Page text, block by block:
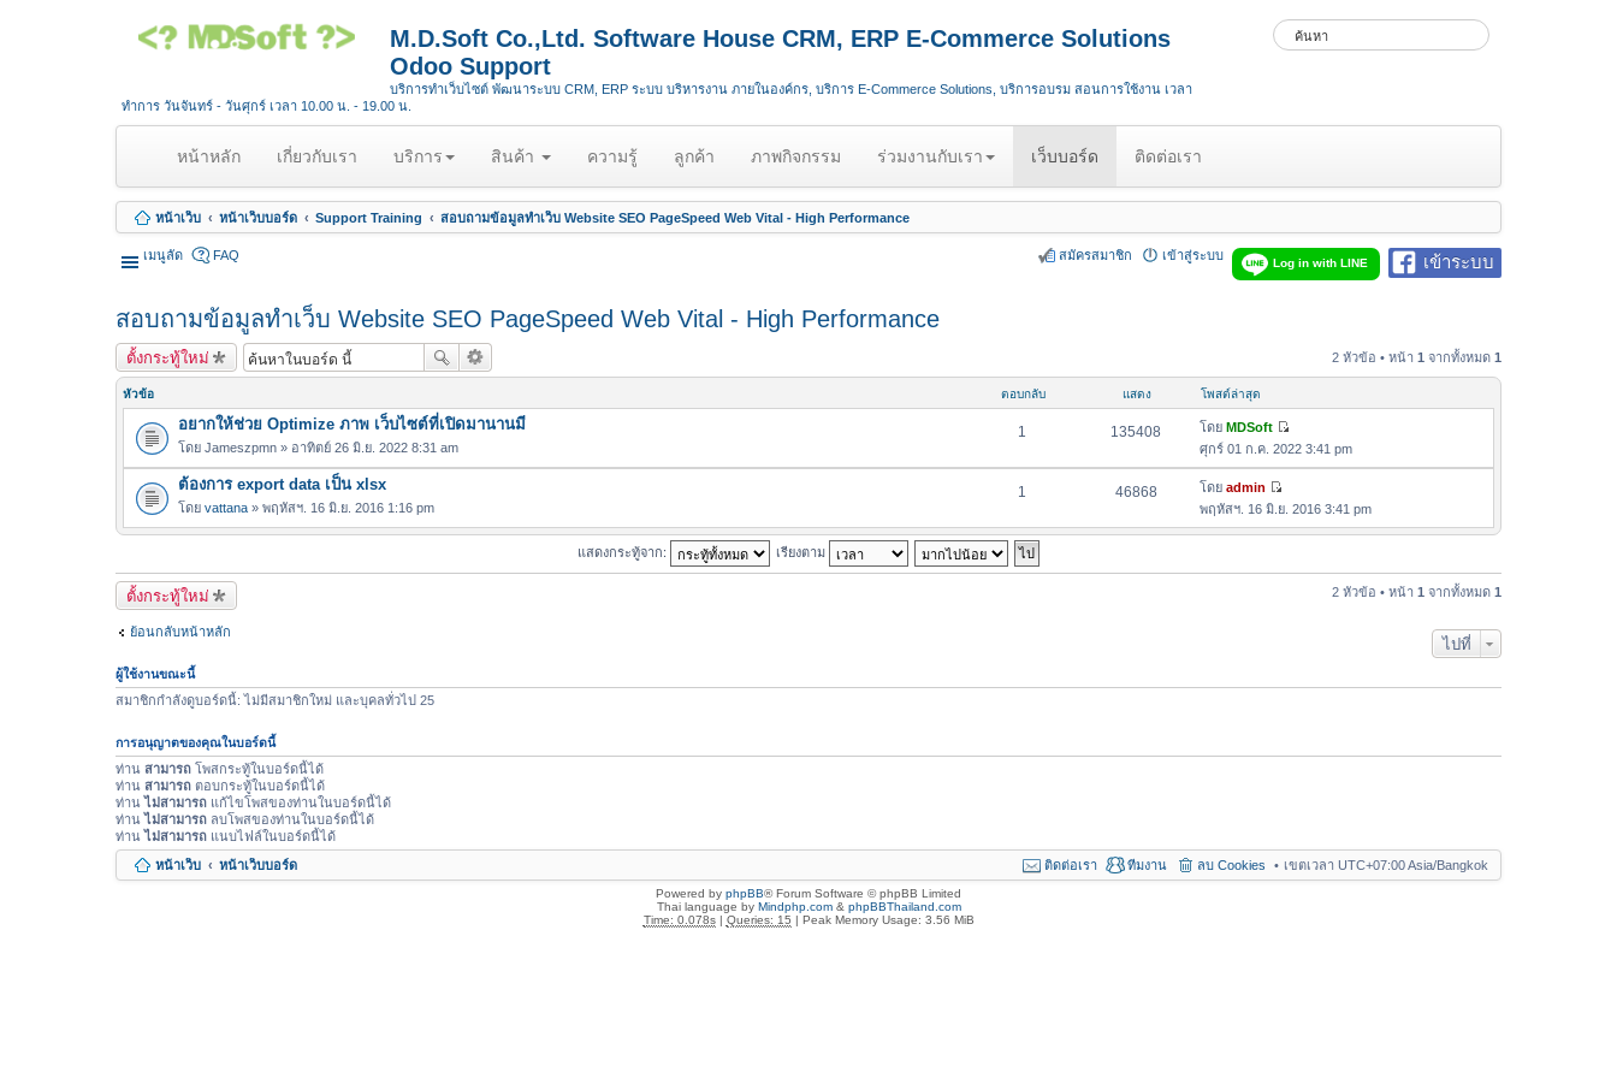
M.D.Soft Co.,Ltd. Software House CRM, ERP E-Commerce Solutions
Odoo Support
บริการทำเว็บไซต์ พัฒนาระบบ CRM, ERP ระบบ บริหารงาน ภายในองค์กร, บริการ E-Commerce Solutions, บริการอบรม สอนการใช้งาน เวลา
ทำการ วันจันทร์ - วันศุกร์ เวลา 10.00 น. - 19.00 น.
หน้าหลัก(
u
r
t
)
เกี่ยวกับเรา บริการ สินค้า ความรู้ ลูกค้า ภาพกิจกรรม ร่วมงานกับเรา เว็บบอร์ด ติดต่อเรา
หน้าเว็บ หน้าเว็บบอร์ด Support Training สอบถามข้อมูลทำเว็บ Website SEO PageSpeed Web Vital - High Performance
เมนูลัด เข้าระบบ
Log in with LINE
FAQ เข้าสู่ระบบ
สมัครสมาชิก
สอบถามข้อมูลทำเว็บ Website SEO PageSpeed Web Vital - High Performance
ตั้งกระทู้ใหม่ 2 หัวข้อ • หน้า 1 จากทั้งหมด 1
หัวข้อ ตอบกลับ แสดง โพสต์ล่าสุด
อยากให้ช่วย Optimize ภาพ เว็บไซต์ที่เปิดมานานมี
โดย Jameszpmn » อาทิตย์ 26 มิ.ย. 2022 8:31 am
1 135408 โดย MDSoft
ดู
ข้
ค
ว
ม
ศุกร์ 01 ก.ค. 2022 3:41 pm
ต้องการ export data เป็น xlsx
โดย vattana » พฤหัสฯ. 16 มิ.ย. 2016 1:16 pm
1 46868 โดย admin
ดู
ข้
พฤหัสฯ. 16 มิ.ย. 2016 3:41 pm
แสดงกระทู้จาก: เรียงตาม
ตั้งกระทู้ใหม่ 2 หัวข้อ • หน้า 1 จากทั้งหมด 1
ย้อนกลับหน้าหลัก
ไปที่
ผู้ใช้งานขณะนี้
สมาชิกกำลังดูบอร์ดนี้: ไม่มีสมาชิกใหม่ และบุคลทั่วไป 25
การอนุญาตของคุณในบอร์ดนี้
ท่าน สามารถ โพสกระทู้ในบอร์ดนี้ได้
ท่าน สามารถ ตอบกระทู้ในบอร์ดนี้ได้
ท่านไม่สามารถ แก้ไขโพสของท่านในบอร์ดนี้ได้
ท่านไม่สามารถ ลบโพสของท่านในบอร์ดนี้ได้
ท่านไม่สามารถ แนบไฟล์ในบอร์ดนี้ได้
หน้าเว็บ
หน้าเว็บบอร์ด เขตเวลา UTC+07:00 Asia/Bangkok
ลบ Cookies
ทีมงาน
ติดต่อเรา
Powered by phpBB® Forum Software © phpBB Limited
Thai language by Mindphp.com& phpBBThailand.com
Time: 0.078s| Queries: 15 | Peak Memory Usage: 3.56 MiB